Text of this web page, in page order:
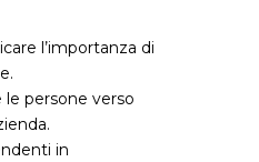
l’importanza di
le persone verso
in